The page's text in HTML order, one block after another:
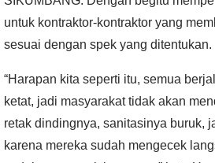
untuk kontraktor-kontraktor yang
sesuai dengan spek yang ditentukan.
“Harapan kita seperti itu, semua
ketat, jadi masyarakat tidak akan
retak dindingnya, sanitasinya buruk,
karena mereka sudah mengecek